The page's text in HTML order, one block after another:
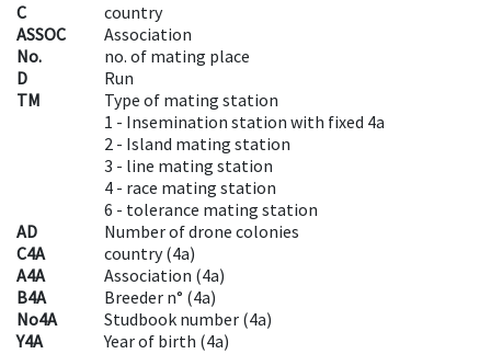
C
country
ASSOC
Association
No.
no. of mating place
D
Run
TM
Type of mating station
1 - Insemination station with fixed 4a
2 - Island mating station
3 - line mating station
4 - race mating station
6 - tolerance mating station
AD
Number of drone colonies
C4A
country(4a)
A4A
Association (4a)
B4A
Breeder n° (4a)
No4A
Studbook number (4a)
Y4A
Year of birth (4a)